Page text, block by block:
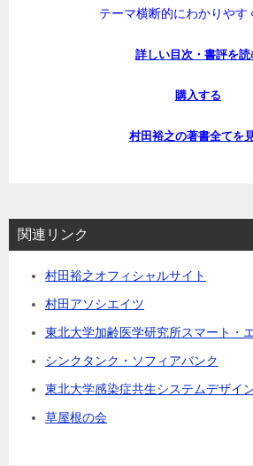
テーマ横断的にわかりやす
詳しい目次・書評を読
購入する
村田裕之の著書全てを
関連リンク
村田裕之オフィシャルサイト
村田アソシエイツ
東北大学加齢医学研究所スマート・
シンクタンク・ソフィアバンク
東北大学感染症共生システムデザイ
草屋根の会